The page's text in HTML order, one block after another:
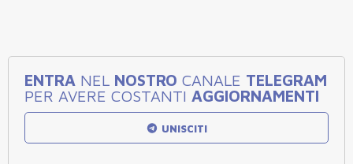
ENTRA NEL NOSTRO CANALE TELEGRAM
PER AVERE COSTANTI AGGIORNAMENTI
UNISCITI